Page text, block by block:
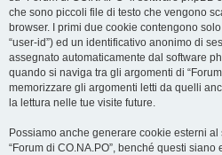
che sono piccoli file di testo che vengono
browser. I primi due cookie contengono
“user-id”) ed un identificativo anonimo di
assegnato automaticamente dal software
quando si naviga tra gli argomenti di
memorizzare gli argomenti letti da quelli
la lettura nelle tue visite future.
Possiamo anche generare cookie esterni
“Forum di CO.NA.PO”, benché questi